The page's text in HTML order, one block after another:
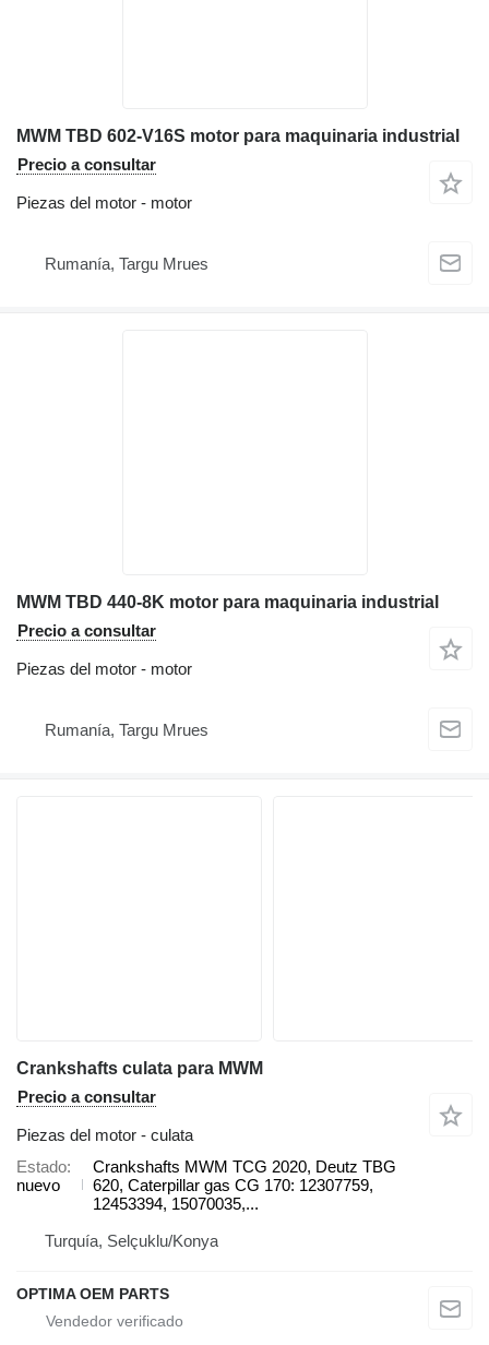
MWM TBD 602-V16S motor para maquinaria industrial
Precio a consultar
Piezas del motor - motor
Rumanía, Targu Mrues
MWM TBD 440-8K motor para maquinaria industrial
Precio a consultar
Piezas del motor - motor
Rumanía, Targu Mrues
Crankshafts culata para MWM
Precio a consultar
Piezas del motor - culata
Estado
nuevo
Crankshafts MWM TCG 2020, Deutz TBG
620, Caterpillar gas CG 170: 12307759,
12453394, 15070035,...
Turquía, Selçuklu/Konya
OPTIMA OEM PARTS